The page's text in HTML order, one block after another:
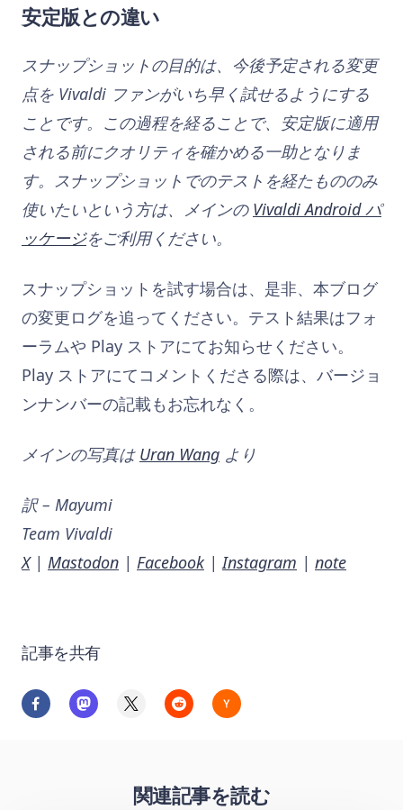
安定版との違い
スナップショットの目的は、今後予定される変更
点を Vivaldi ファンがいち早く試せるようにする
ことです。この過程を経ることで、安定版に適用
される前にクオリティを確かめる一助となりま
す。スナップショットでのテストを経たもののみ
使いたいという方は、メインの Vivaldi Android パ
ッケージをご利用ください。
スナップショットを試す場合は、是非、本ブログ
の変更ログを追ってください。テスト結果はフォ
ーラムや Play ストアにてお知らせください。
Play ストアにてコメントくださる際は、バージョ
ンナンバーの記載もお忘れなく。
メインの写真は Uran Wang より
訳 – Mayumi
Team Vivaldi
X| Mastodon | Facebook | Instagram | note
記事を共有
関連記事を読む